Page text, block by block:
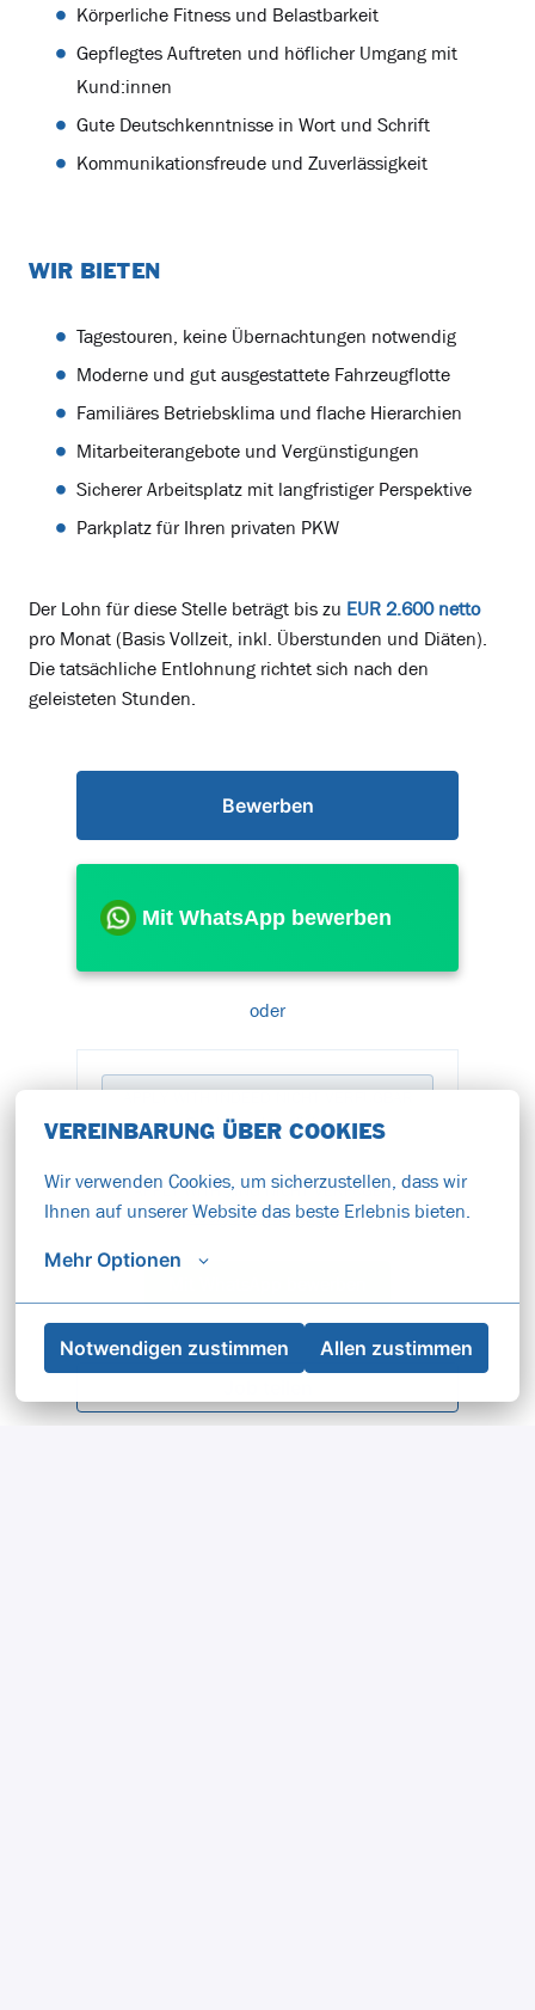
VEREINBARUNG ÜBER COOKIES
Wir verwenden Cookies, um sicherzustellen, dass wir
Ihnen auf unserer Website das beste Erlebnis bieten.
Mehr Optionen
Notwendigen zustimmen Allen zustimmen
Körperliche Fitness und Belastbarkeit
Gepflegtes Auftreten und höflicher Umgang mit
Kund:innen
Gute Deutschkenntnisse in Wort und Schrift
Kommunikationsfreude und Zuverlässigkeit
WIR BIETEN
Tagestouren, keine Übernachtungen notwendig
Moderne und gut ausgestattete Fahrzeugflotte
Familiäres Betriebsklima und flache Hierarchien
Mitarbeiterangebote und Vergünstigungen
Sicherer Arbeitsplatz mit langfristiger Perspektive
Parkplatz für Ihren privaten PKW
Der Lohn für diese Stelle beträgt bis zu EUR 2.600 netto
pro Monat (Basis Vollzeit, inkl. Überstunden und Diäten).
Die tatsächliche Entlohnung richtet sich nach den
geleisteten Stunden.
Bewerben
Mit WhatsApp bewerben
oder
APPLY WITH INDEED NICHT VERFÜGBAR
Cookies aktualisieren
APPLY WITH XING NICHT VERFÜGBAR
Cookies aktualisieren